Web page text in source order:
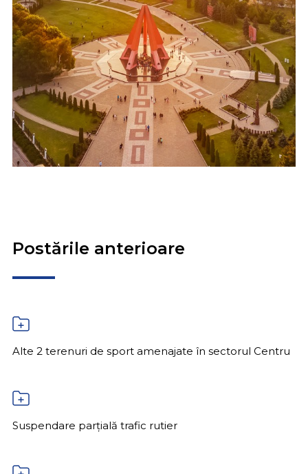
Postările anterioare
Alte 2 terenuri de sport amenajate în sectorul Centru
Suspendare parțială trafic rutier